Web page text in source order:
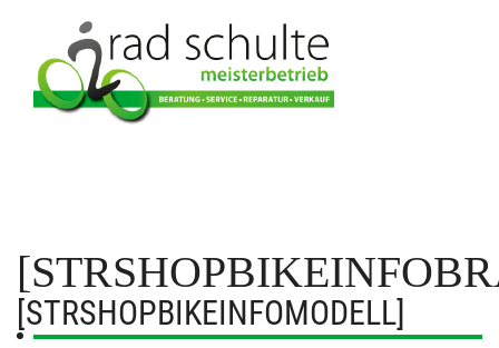
[STRSHOPBIKEINFOMODELL]